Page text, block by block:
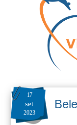
17
set
2023